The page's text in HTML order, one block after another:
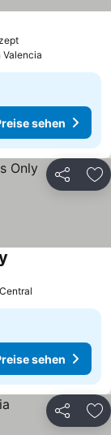
Preise sehen
Valencia
sehen
Teilen
sehen
Teilen